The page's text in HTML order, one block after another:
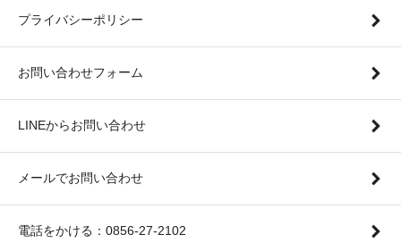
プライバシーポリシー
お問い合わせフォーム
LINEからお問い合わせ
メールでお問い合わせ
電話をかける：0856-27-2102